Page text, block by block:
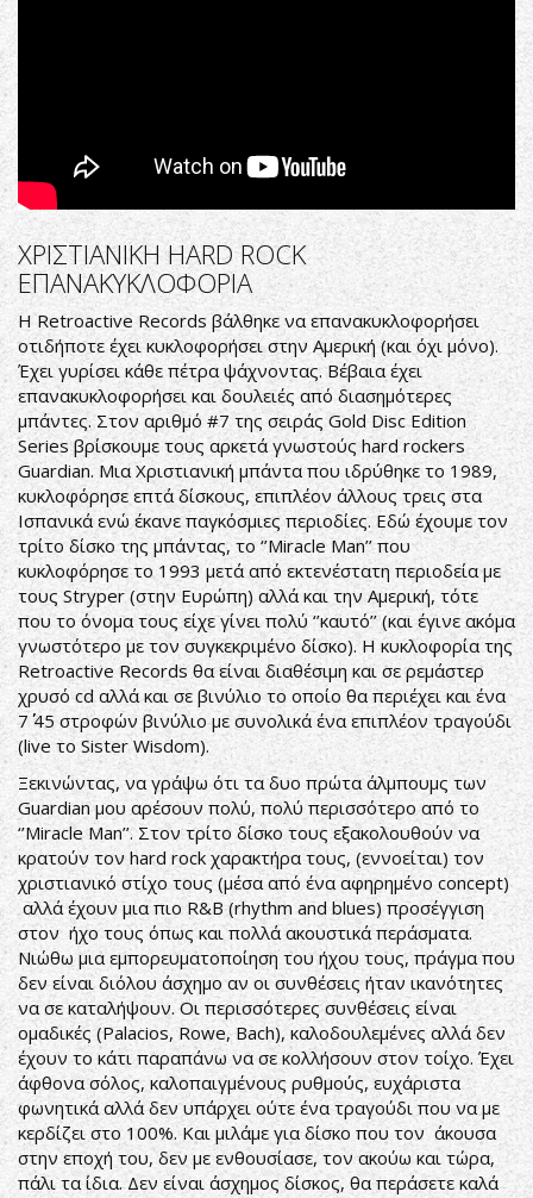
ΧΡΙΣΤΙΑΝΙΚH HARD ROCK
ΕΠΑΝΑΚΥΚΛΟΦΟΡΙΑ
Η Retroactive Records βάλθηκε να επανακυκλοφορήσει
οτιδήποτε έχει κυκλοφορήσει στην Αμερική (και όχι μόνο).
Έχει γυρίσει κάθε πέτρα ψάχνοντας. Βέβαια έχει
επανακυκλοφορήσει και δουλειές από διασημότερες
μπάντες. Στον αριθμό #7 της σειράς Gold Disc Edition
Series βρίσκουμε τους αρκετά γνωστούς hard rockers
Guardian. Μια Χριστιανική μπάντα που ιδρύθηκε το 1989,
κυκλοφόρησε επτά δίσκους, επιπλέον άλλους τρεις στα
Ισπανικά ενώ έκανε παγκόσμιες περιοδίες. Εδώ έχουμε τον
τρίτο δίσκο της μπάντας, το ‘’Miracle Man’’ που
κυκλοφόρησε το 1993 μετά από εκτενέστατη περιοδεία με
τους Stryper (στην Ευρώπη) αλλά και την Αμερική, τότε
που το όνομα τους είχε γίνει πολύ ‘’καυτό’’ (και έγινε ακόμα
γνωστότερο με τον συγκεκριμένο δίσκο). Η κυκλοφορία της
Retroactive Records θα είναι διαθέσιμη και σε ρεμάστερ
χρυσό cd αλλά και σε βινύλιο το οποίο θα περιέχει και ένα
7΄΄ 45 στροφών βινύλιο με συνολικά ένα επιπλέον τραγούδι
(live το Sister Wisdom).
Ξεκινώντας, να γράψω ότι τα δυο πρώτα άλμπουμς των
Guardian μου αρέσουν πολύ, πολύ περισσότερο από το
‘’Miracle Man’’. Στον τρίτο δίσκο τους εξακολουθούν να
κρατούν τον hard rock χαρακτήρα τους, (εννοείται) τον
χριστιανικό στίχο τους (μέσα από ένα αφηρημένο concept)
αλλά έχουν μια πιο R&B (rhythm and blues) προσέγγιση
στον ήχο τους όπως και πολλά ακουστικά περάσματα.
Νιώθω μια εμπορευματοποίηση του ήχου τους, πράγμα που
δεν είναι διόλου άσχημο αν οι συνθέσεις ήταν ικανότητες
να σε καταλήψουν. Οι περισσότερες συνθέσεις είναι
ομαδικές (Palacios, Rowe, Bach), καλοδουλεμένες αλλά δεν
έχουν το κάτι παραπάνω να σε κολλήσουν στον τοίχο. Έχει
άφθονα σόλος, καλοπαιγμένους ρυθμούς, ευχάριστα
φωνητικά αλλά δεν υπάρχει ούτε ένα τραγούδι που να με
κερδίζει στο 100%. Και μιλάμε για δίσκο που τον άκουσα
στην εποχή του, δεν με ενθουσίασε, τον ακούω και τώρα,
πάλι τα ίδια. Δεν είναι άσχημος δίσκος, θα περάσετε καλά